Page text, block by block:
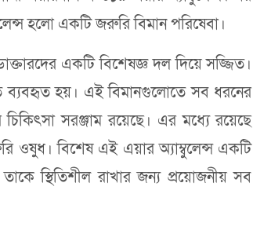
হলো একটি জরুরি বিমান পরিষেবা।
একটি বিশেষজ্ঞ দল দিয়ে সজ্জিত।
ব্যবহৃত হয়। এই বিমানগুলোতে সব ধরনের
চিকিৎসা সরঞ্জাম রয়েছে। এর মধ্যে রয়েছে
ওষুধ। বিশেষ এই এয়ার অ্যাম্বুলেন্স একটি
স্থিতিশীল রাখার জন্য প্রয়োজনীয় সব